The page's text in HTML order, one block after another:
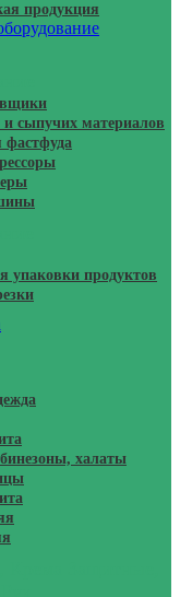
продукция
сыпучих материалов
фастфуда
упаковки продуктов
халаты